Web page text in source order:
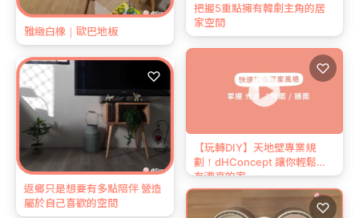
雅緻白橡｜歐巴地板
返鄉只是想要有多點陪伴 營造
屬於自己喜歡的空間
♡
把握5重點擁有韓劇主角的居
家空間
【玩轉DIY】天地壁專業規
劃！dHConcept 讓你輕鬆擁
有漂亮的家
♡
♡